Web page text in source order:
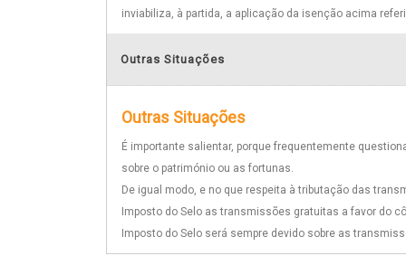
inviabiliza, à partida, a aplicação da isenção acima
Outras Situações
Outras Situações
É importante salientar, porque frequentemente
sobre o património ou as fortunas.
De igual modo, e no que respeita à tributação das
Imposto do Selo as transmissões gratuitas a favor do
Imposto do Selo será sempre devido sobre as